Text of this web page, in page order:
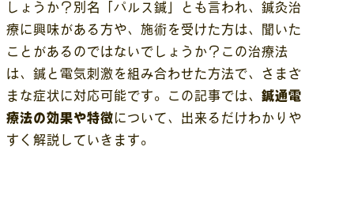
しょうか？別名「パルス鍼」とも言われ、鍼灸治
療に興味がある方や、施術を受けた方は、聞いた
ことがあるのではないでしょうか？この治療法
は、鍼と電気刺激を組み合わせた方法で、さまざ
まな症状に対応可能です。この記事では、 鍼通電
療法の効果や特徴について、出来るだけわかりや
すく解説していきます。